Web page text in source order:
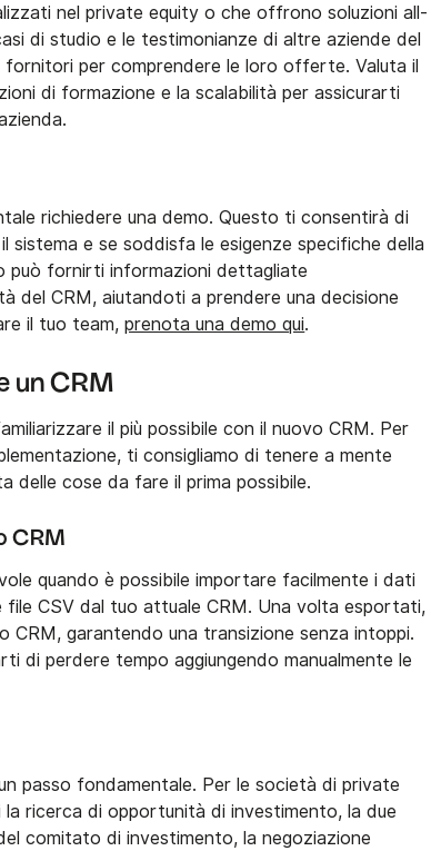
nel private equity o che offrono soluzioni all-
di studio e le testimonianze di altre aziende del
per comprendere le loro offerte. Valuta il
di formazione e la scalabilità per assicurarti
richiedere una demo. Questo ti consentirà di
e se soddisfa le esigenze specifiche della
può fornirti informazioni dettagliate
del CRM, aiutandoti a prendere una decisione
il tuo team,prenota una demo qui.
un CRM
il più possibile con il nuovo CRM. Per
ti consigliamo di tenere a mente
delle cose da fare il prima possibile.
CRM
quando è possibile importare facilmente i dati
CSV dal tuo attuale CRM. Una volta esportati,
CRM, garantendo una transizione senza intoppi.
di perdere tempo aggiungendo manualmente le
passo fondamentale. Per le società di private
ricerca di opportunità di investimento, la due
comitato di investimento, la negoziazione